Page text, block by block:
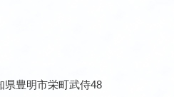
県豊明市栄町武侍48